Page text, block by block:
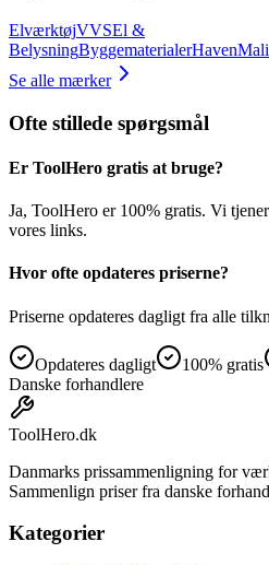
ElværktøjVVSEl &
BelysningByggematerialerHaven
Se alle mærker
Ofte stillede spørgsmål
Er ToolHero gratis at bruge?
Ja, ToolHero er 100% gratis. Vi
vores links.
Hvor ofte opdateres priserne?
Priserne opdateres dagligt fra alle
Opdateres dagligt 100% gratis
Danske forhandlere
ToolHero.dk
Danmarks prissammenligning for
Sammenlign priser fra danske
Kategorier